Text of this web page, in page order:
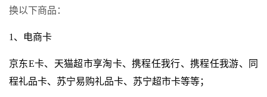
换以下商品：
1、电商卡
京东E卡、天猫超市享淘卡、携程任我行、携程任我游、同
程礼品卡、苏宁易购礼品卡、苏宁超市卡等等；